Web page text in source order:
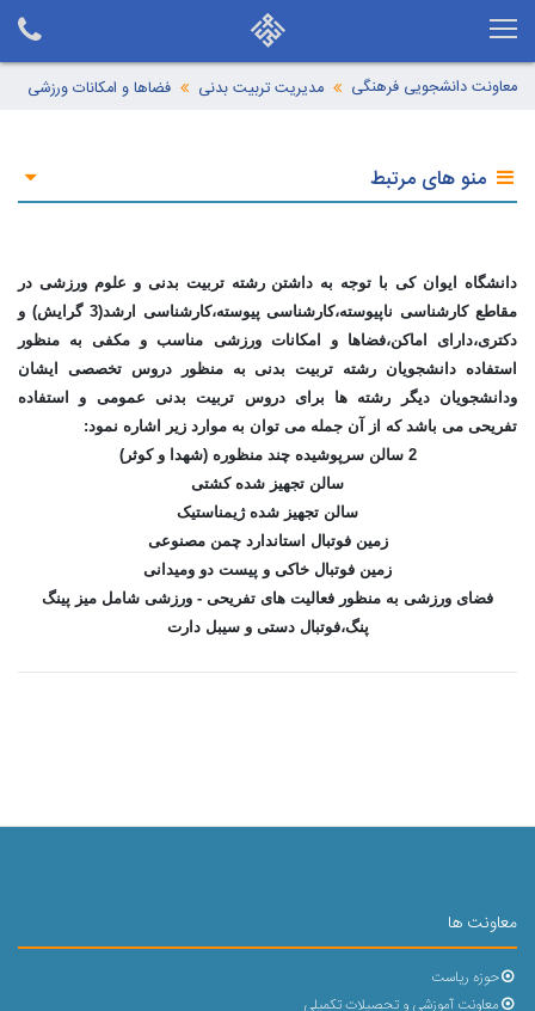
معاونت دانشجویی فرهنگی مدیریت تربیت بدنی فضاها و امکانات ورزشی
منو های مرتبط
دانشگاه ایوان کی با توجه به داشتن رشته تربیت بدنی و علوم ورزشی در
مقاطع کارشناسی ناپیوسته،کارشناسی پیوسته،کارشناسی ارشد(3 گرایش) و
دکتری،دارای اماکن،فضاها و امکانات ورزشی مناسب و مکفی به منظور
استفاده دانشجویان رشته تربیت بدنی به منظور دروس تخصصی ایشان
ودانشجویان دیگر رشته ها برای دروس تربیت بدنی عمومی و استفاده
تفریحی می باشد که از آن جمله می توان به موارد زیر اشاره نمود:
2 سالن سرپوشیده چند منظوره (شهدا و کوثر)
سالن تجهیز شده کشتی
سالن تجهیز شده ژیمناستیک
زمین فوتبال استاندارد چمن مصنوعی
زمین فوتبال خاکی و پیست دو ومیدانی
فضای ورزشی به منظور فعالیت های تفریحی - ورزشی شامل میز پینگ
پنگ،فوتبال دستی و سیبل دارت
معاونت ها
حوزه ریاست
معاونت آموزشی و تحصیلات تکمیلی